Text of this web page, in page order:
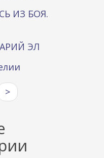
ИЗ БОЯ.
ЭЛ
>